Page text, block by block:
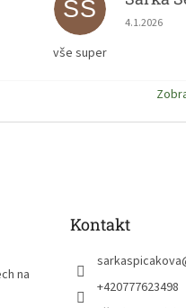
5 hvězdiček.ŠS Hodnocení
4.1.2026
vše super
na
Kontakt
sarkaspicakova
+420777623498